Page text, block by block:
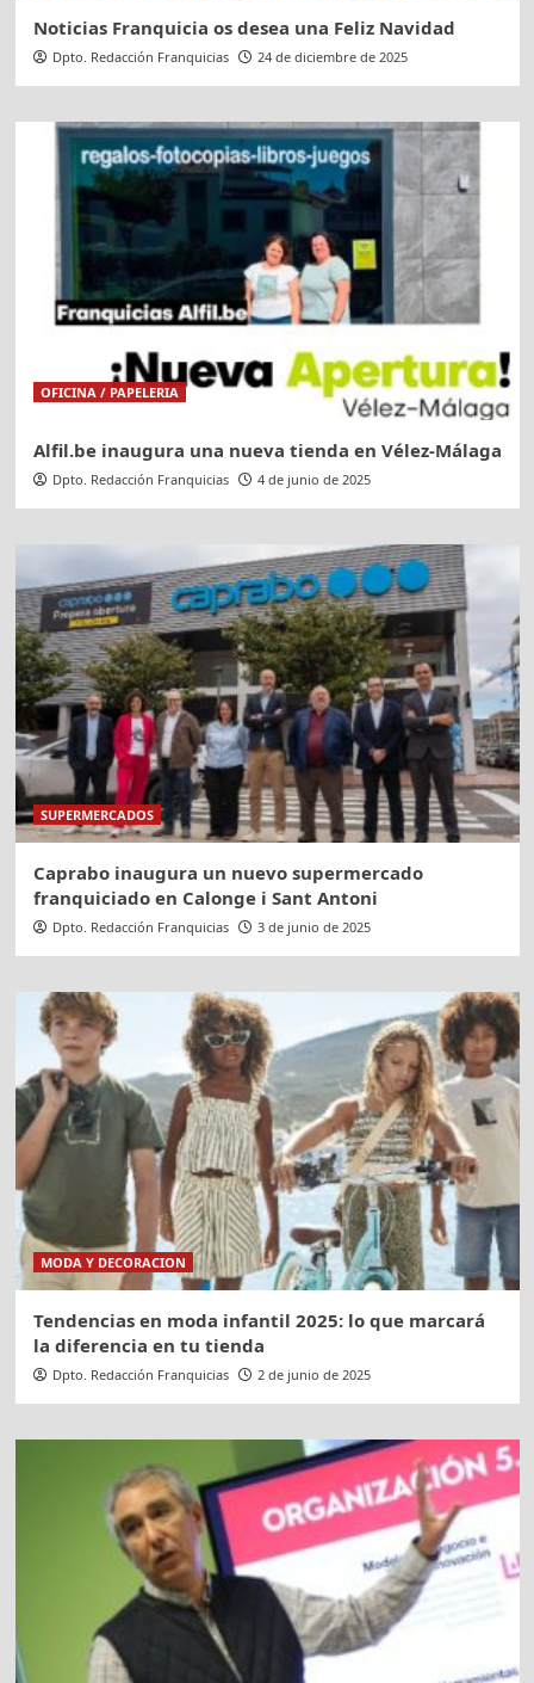
Noticias Franquicia os desea una Feliz Navidad
Dpto. Redacción Franquicias 24 de diciembre de 2025
OFICINA / PAPELERIA
Alfil.be inaugura una nueva tienda en Vélez-Málaga
Dpto. Redacción Franquicias 4 de junio de 2025
SUPERMERCADOS
Caprabo inaugura un nuevo supermercado
franquiciado en Calonge i Sant Antoni
Dpto. Redacción Franquicias 3 de junio de 2025
MODA Y DECORACION
Tendencias en moda infantil 2025: lo que marcará
la diferencia en tu tienda
Dpto. Redacción Franquicias 2 de junio de 2025